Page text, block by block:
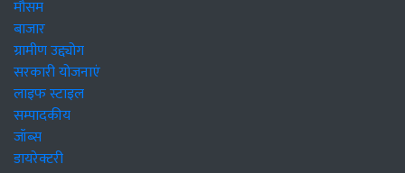
मौसम
बाजार
ग्रामीण उद्द्योग
सरकारी योजनाएं
लाइफ स्टाइल
सम्पादकीय
जॉब्स
डायरेक्टरी